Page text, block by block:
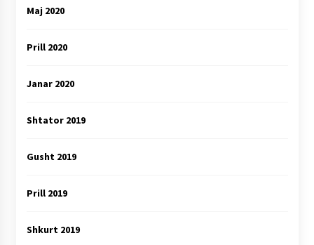
Maj 2020
Prill 2020
Janar 2020
Shtator 2019
Gusht 2019
Prill 2019
Shkurt 2019